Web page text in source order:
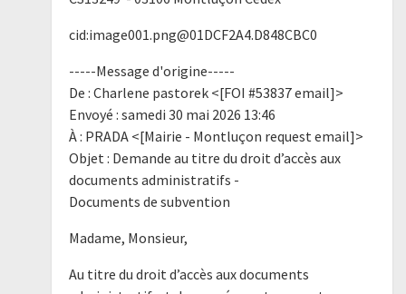
cid:image001.png@01DCF2A4.D848CBC0
-----Message d'origine-----
De : Charlene pastorek <[FOI #53837 email]>
Envoyé : samedi 30 mai 2026 13:46
À : PRADA <[Mairie - Montluçon request email]>
Objet : Demande au titre du droit d’accès aux
documents administratifs -
Documents de subvention
Madame, Monsieur,
Au titre du droit d’accès aux documents